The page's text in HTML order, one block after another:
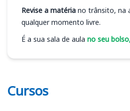
Revise a matéria no trânsito, na
qualquer momento livre.
É a sua sala de aula no seu
Cursos